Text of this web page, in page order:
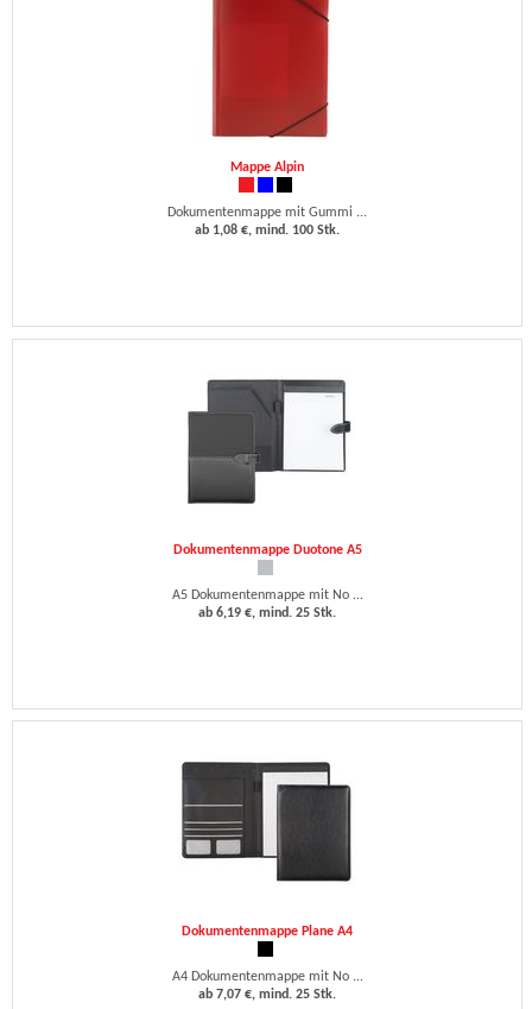
Mappe Alpin
Dokumentenmappe mit Gummi ...
ab 1,08 €, mind. 100 Stk.
Dokumentenmappe Duotone A5
A5 Dokumentenmappe mit No ...
ab 6,19 €, mind. 25 Stk.
Dokumentenmappe Plane A4
A4 Dokumentenmappe mit No ...
ab 7,07 €, mind. 25 Stk.